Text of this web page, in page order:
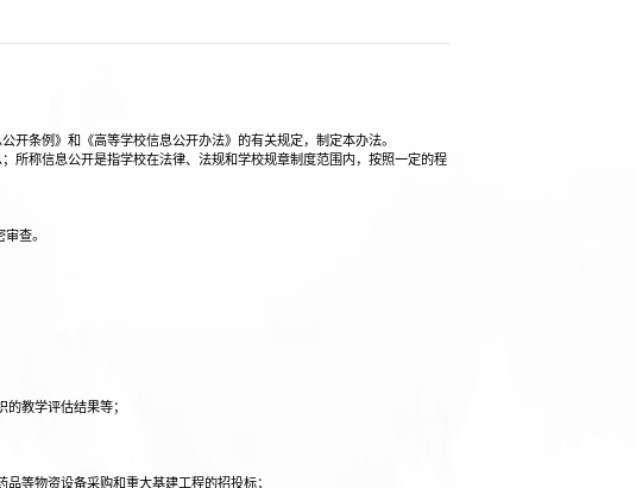
条例》和《高等学校信息公开办法》的有关规定，制定本办法。
所称信息公开是指学校在法律、法规和学校规章制度范围内，按照一定的程
查。
教学评估结果等；
等物资设备采购和重大基建工程的招投标；